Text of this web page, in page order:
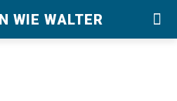
WIE WALTER